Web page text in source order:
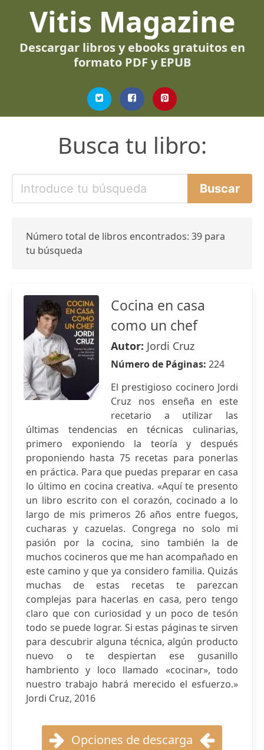
Vitis Magazine
Descargar libros y ebooks gratuitos en
formato PDF y EPUB
Busca tu libro:
Número total de libros encontrados: 39 para
tu búsqueda
Cocina en casa
como un chef
Autor: Jordi Cruz
Número de Páginas: 224
El prestigioso cocinero Jordi
Cruz nos enseña en este
recetario a utilizar las
últimas tendencias en técnicas culinarias,
primero exponiendo la teoría y después
proponiendo hasta 75 recetas para ponerlas
en práctica. Para que puedas preparar en casa
lo último en cocina creativa. «Aquí te presento
un libro escrito con el corazón, cocinado a lo
largo de mis primeros 26 años entre fuegos,
cucharas y cazuelas. Congrega no solo mi
pasión por la cocina, sino también la de
muchos cocineros que me han acompañado en
este camino y que ya considero familia. Quizás
muchas de estas recetas te parezcan
complejas para hacerlas en casa, pero tengo
claro que con curiosidad y un poco de tesón
todo se puede lograr. Si estas páginas te sirven
para descubrir alguna técnica, algún producto
nuevo o te despiertan ese gusanillo
hambriento y loco llamado «cocinar», todo
nuestro trabajo habrá merecido el esfuerzo.»
Jordi Cruz, 2016
Opciones de descarga